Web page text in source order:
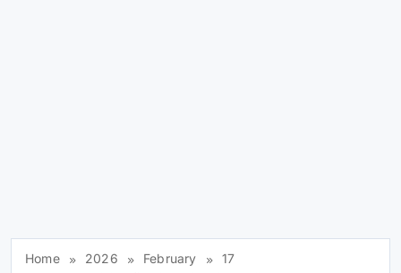
Home 2026 February
17